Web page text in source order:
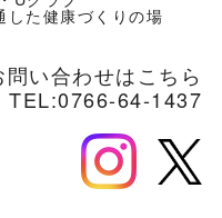
した健康づくりの場
い合わせはこちら
TEL:0766-64-1437